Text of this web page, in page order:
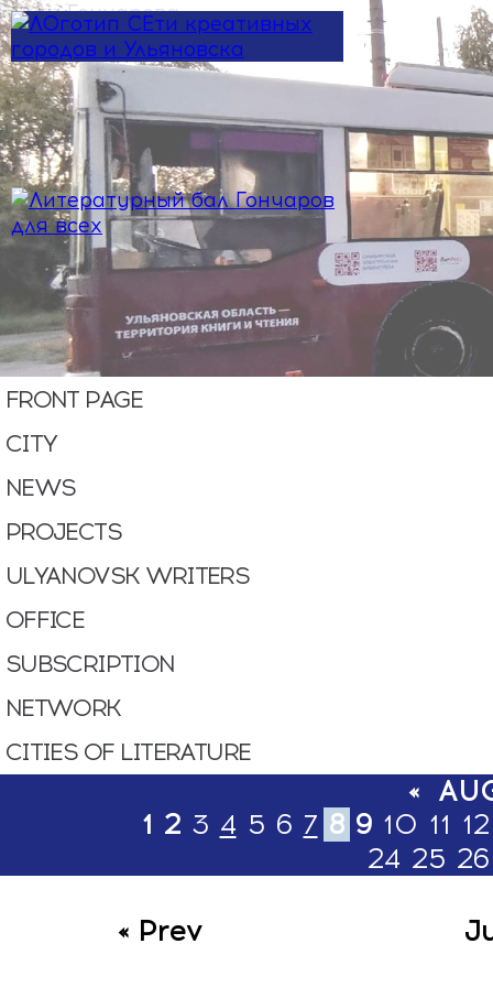
Skip to main content
FRONT PAGE
CITY
NEWS
PROJECTS
ULYANOVSK WRITERS
OFFICE
SUBSСRIPTION
NETWORK
CITIES OF LITERATURE
«
1 2 3 4 5 6 7 8 9 10 11 12
24 25 26
« Prev